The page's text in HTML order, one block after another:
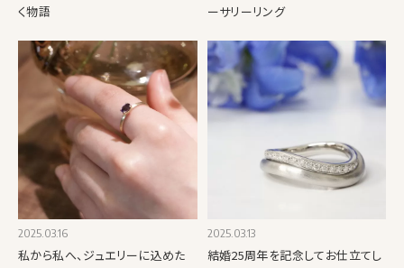
く物語
ーサリーリング
2025.03.16
私から私へ、ジュエリーに込めた
2025.03.13
結婚25周年を記念してお仕立てし